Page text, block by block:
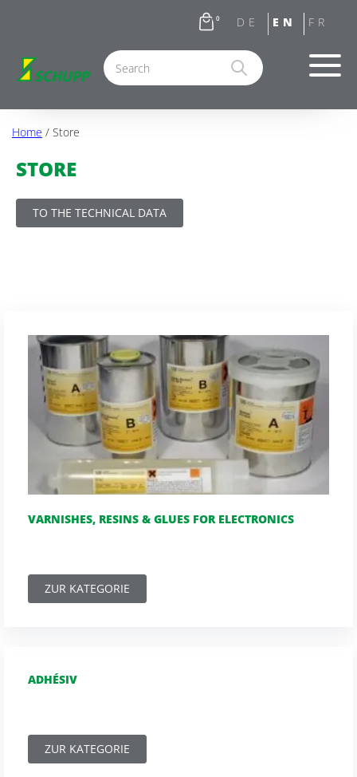
0
Home / Store
STORE
TO THE TECHNICAL DATA
VARNISHES, RESINS & GLUES FOR ELECTRONICS
ZUR KATEGORIE
ADHÉSIV
ZUR KATEGORIE